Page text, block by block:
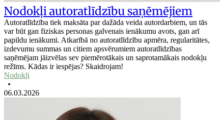
Nodokļi autoratlīdzību saņēmējiem
Autoratlīdzība tiek maksāta par dažāda veida autordarbiem, un tās
var būt gan fiziskas personas galvenais ienākumu avots, gan arī
papildu ienākumi. Atkarībā no autoratlīdzību apmēra, regularitātes,
izdevumu summas un citiem apsvērumiem autoratlīdzības
saņēmējam jāizvēlas sev piemērotākais un saprotamākais nodokļu
režīms. Kādas ir iespējas? Skaidrojam!
Nodokļi
•
06.03.2026